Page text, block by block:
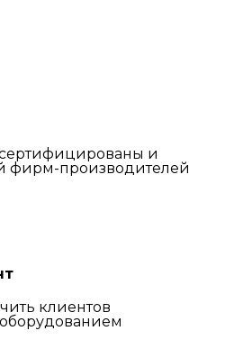
и
фирм-производителей
клиентов